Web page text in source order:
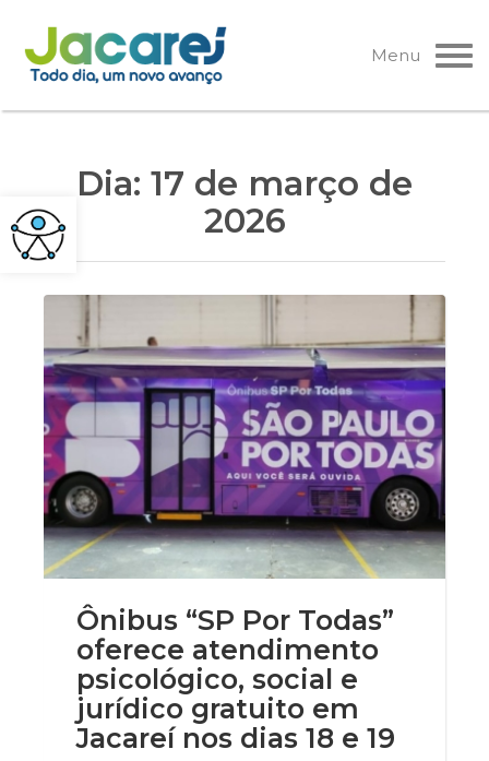
Pular
para
o
Menu
Dia: 17 de março de
2026
Ônibus “SP Por Todas”
oferece atendimento
psicológico, social e
jurídico gratuito em
Jacareí nos dias 18 e 19